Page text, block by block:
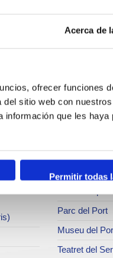
Acerca de
ofrecer funciones
sitio web con
que les haya
Permitir todas
Port i
Moll de Costa
Arxiu del Port
Parc del Port
Museu del
Teatret del